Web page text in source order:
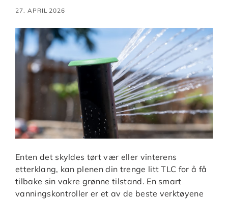
27. APRIL 2026
Enten det skyldes tørt vær eller vinterens
etterklang, kan plenen din trenge litt TLC for å få
tilbake sin vakre grønne tilstand. En smart
vanningskontroller er et av de beste verktøyene